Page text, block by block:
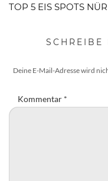
TOP 5 EIS SPOTS
SCHREIBE
Deine E-Mail-Adresse wird
Kommentar *